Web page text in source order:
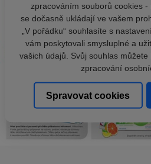
zpracováním souborů cookies
se dočasně ukládají ve vašem
„V pořádku“ souhlasíte s
vám poskytovali smysluplné a
vašich údajů. Svůj souhlas
zpracování
Spravovat cookies